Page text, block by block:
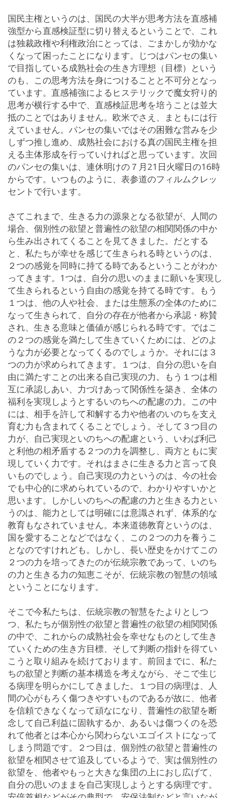
国民主権というのは、国民の大半が思考方法を直感補
強型から直感検証型に切り替えるということで、これ
は独裁政権や利権政治にとっては、ごまかしが効かな
くなって困ったことになります。じつはパンセの集い
で目指している成熟社会の生き方理想（目標）という
のも、この思考方法を身につけることと不可分となっ
ています。直感補強によるヒステリックで魔女狩り的
思考が横行する中で、直感検証思考を培うことは並大
抵のことではありません。欧米でさえ、まともには行
えていません。パンセの集いではその困難な営みを少
しずつ推し進め、成熟社会における真の国民主権を担
える主体形成を行っていければと思っています。次回
のパンセの集いは、連休明けの７月21日火曜日の16時
からです。いつものように、表参道のフィルムクレッ
セントで行います。
さてこれまで、生きる力の源泉となる欲望が、人間の
場合、個別性の欲望と普遍性の欲望の相関関係の中か
ら生み出されてくることを見てきました。だとする
と、私たちが幸せを感じて生きられる時というのは、
２つの感覚を同時に持てる時であるということがわか
ってきます。1つは、自分の思いのままに願いを実現し
て生きられるという自由の感覚を持てる時です。もう
１つは、他の人や社会、または生態系の全体のために
なって生きられて、自分の存在が他者から承認・称賛
され、生きる意味と価値が感じられる時です。ではこ
の２つの感覚を満たして生きていくためには、どのよ
うな力が必要となってくるのでしょうか。それには３
つの力が求められてきます。１つは、自分の思いを自
由に満たすことの出来る自己実現の力。もう１つは相
互に承認しあい、力づけあって関係性を築き、全体の
福利を実現しようとするいのちへの配慮の力。この中
には、相手を許して和解する力や他者のいのちを支え
育む力も含まれてくることでしょう。そして３つ目の
力が、自己実現といのちへの配慮という、いわば利己
と利他の相矛盾する２つの力を調整し、両方ともに実
現していく力です。それはまさに生きる力と言って良
いものでしょう。自己実現の力というのは、今の社会
でも中心的に求められているので、わかりやすいかと
思います。しかしいのちへの配慮の力と生きる力とい
うのは、能力としては明確には意識されず、体系的な
教育もなされていません。本来道徳教育というのは、
国を愛することなどではなく、この２つの力を養うこ
となのですけれども。しかし、長い歴史をかけてこの
２つの力を培ってきたのが伝統宗教であって、いのち
の力と生きる力の知恵こそが、伝統宗教の智慧の領域
ということになります。
そこで今私たちは、伝統宗教の智慧をたよりとしつ
つ、私たちが個別性の欲望と普遍性の欲望の相関関係
の中で、これからの成熟社会を幸せなものとして生き
ていくための生き方目標、そして判断の指針を得てい
こうと取り組みを続けております。前回までに、私た
ちの欲望と判断の基本構造を考えながら、そこで生じ
る病理を明らかにしてきました。１つ目の病理は、人
間の心がもろく傷つきやすいものであるが故に、他者
を信頼できなくなって頑なになり、普遍性の欲望を断
念して自己利益に固執するか、あるいは傷つくのを恐
れて他者とは本心から関わらないエゴイストになって
しまう問題です。２つ目は、個別性の欲望と普遍性の
欲望を相関させて追及しているようで、実は個別性の
欲望を、他者やもっと大きな集団の上におし広げて、
自分の思いのままを自己実現しようとする病理です。